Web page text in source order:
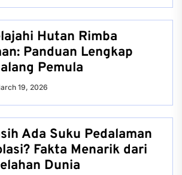
Hutan Rimba
Panduan Lengkap
Pemula
19, 2026
Ada Suku Pedalaman
Fakta Menarik dari
Dunia